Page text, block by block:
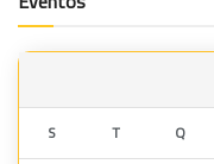
S T Q